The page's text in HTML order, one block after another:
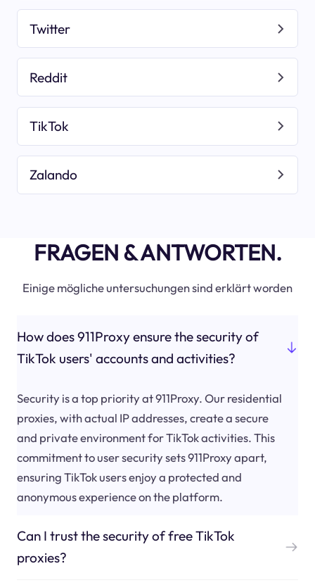
Twitter
Reddit
TikTok
Zalando
FRAGEN & ANTWORTEN.
Einige mögliche untersuchungen sind erklärt worden
How does 911Proxy ensure the security of
TikTok users' accounts and activities?
Security is a top priority at 911Proxy. Our residential
proxies, with actual IP addresses, create a secure
and private environment for TikTok activities. This
commitment to user security sets 911Proxy apart,
ensuring TikTok users enjoy a protected and
anonymous experience on the platform.
Can I trust the security of free TikTok
proxies?